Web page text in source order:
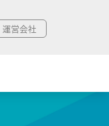
運営会社